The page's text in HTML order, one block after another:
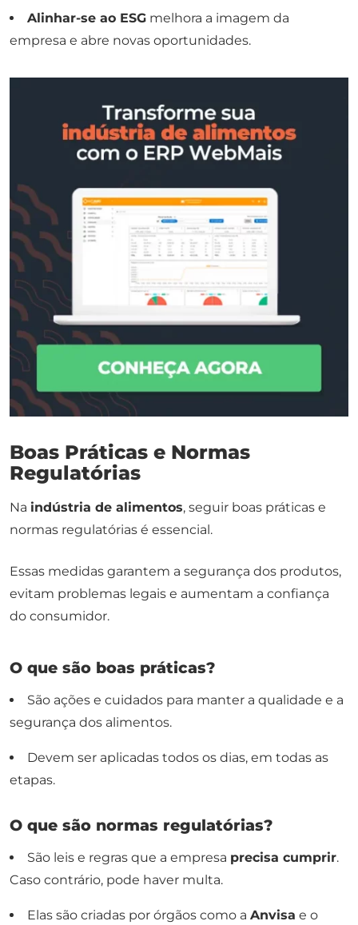
Alinhar-se ao ESG melhora a imagem da
empresa e abre novas oportunidades.
Boas Práticas e Normas
Regulatórias
Na indústria de alimentos, seguir boas práticas e
normas regulatórias é essencial.
Essas medidas garantem a segurança dos produtos,
evitam problemas legais e aumentam a confiança
do consumidor.
O que são boas práticas?
São ações e cuidados para manter a qualidade e a
segurança dos alimentos.
Devem ser aplicadas todos os dias, em todas as
etapas.
O que são normas regulatórias?
São leis e regras que a empresa precisa cumprir.
Caso contrário, pode haver multa.
Elas são criadas por órgãos como a Anvisa e o